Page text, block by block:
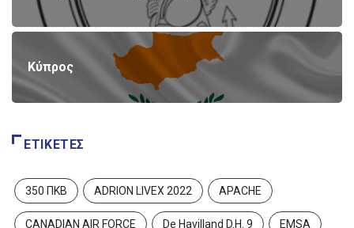
Κύπρος
ΕΤΙΚΈΤΕΣ
350 ΠΚΒ ADRION LIVEX 2022 APACHE
CANADIAN AIR FORCE De Havilland D.H. 9 EMSA